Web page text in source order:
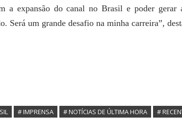
a expansão do canal no Brasil e poder gerar
Será um grande desafio na minha carreira”,
# IMPRENSA # NOTÍCIAS DE ÚLTIMA HORA #